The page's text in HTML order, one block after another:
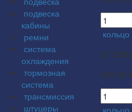
подвеска
кабины
ремни
система
охлаждения
тормозная
система
трансмиссия
штуцеры
450.00